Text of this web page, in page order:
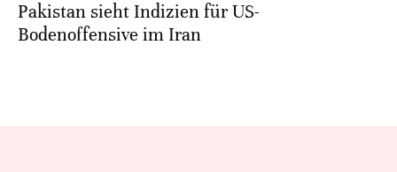
Pakistan sieht Indizien für US-
Bodenoffensive im Iran